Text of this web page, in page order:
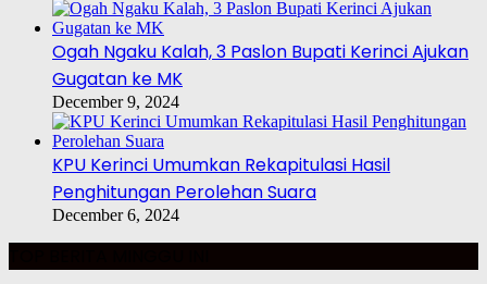
Ogah Ngaku Kalah, 3 Paslon Bupati Kerinci Ajukan
Gugatan ke MK
December 9, 2024
KPU Kerinci Umumkan Rekapitulasi Hasil
Penghitungan Perolehan Suara
December 6, 2024